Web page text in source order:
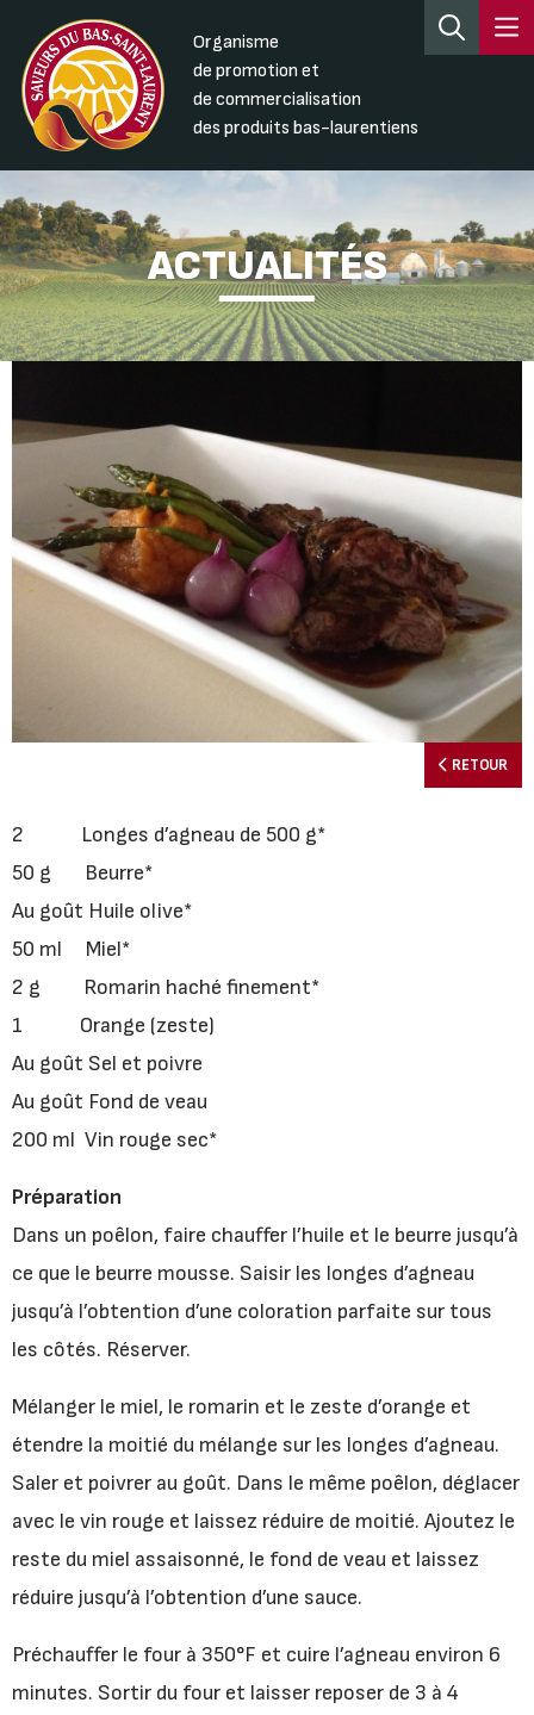
Organisme
de promotion et
de commercialisation
des produits bas-laurentiens
ACTUALITÉS
RETOUR
2 Longes d’agneau de 500 g*
50 g Beurre*
Au goût Huile olive*
50 ml Miel*
2 g Romarin haché finement*
1 Orange (zeste)
Au goût Sel et poivre
Au goût Fond de veau
200 ml Vin rouge sec*
Préparation
Dans un poêlon, faire chauffer l’huile et le beurre jusqu’à
ce que le beurre mousse. Saisir les longes d’agneau
jusqu’à l’obtention d’une coloration parfaite sur tous
les côtés. Réserver.
Mélanger le miel, le romarin et le zeste d’orange et
étendre la moitié du mélange sur les longes d’agneau.
Saler et poivrer au goût. Dans le même poêlon, déglacer
avec le vin rouge et laissez réduire de moitié. Ajoutez le
reste du miel assaisonné, le fond de veau et laissez
réduire jusqu’à l’obtention d’une sauce.
Préchauffer le four à 350°F et cuire l’agneau environ 6
minutes. Sortir du four et laisser reposer de 3 à 4